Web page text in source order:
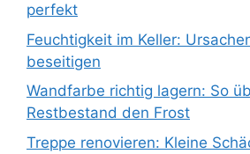
perfekt
Feuchtigkeit im Keller:
beseitigen
Wandfarbe richtig lagern: So
Restbestand den Frost
Treppe renovieren: Kleine